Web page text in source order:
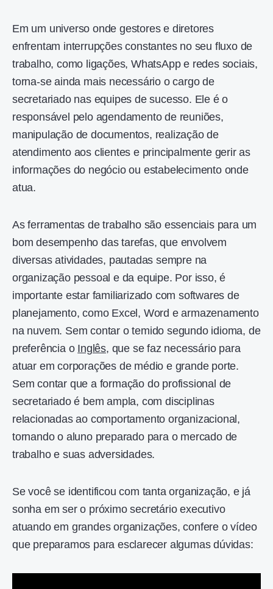
Em um universo onde gestores e diretores
enfrentam interrupções constantes no seu fluxo de
trabalho, como ligações, WhatsApp e redes sociais,
torna-se ainda mais necessário o cargo de
secretariado nas equipes de sucesso. Ele é o
responsável pelo agendamento de reuniões,
manipulação de documentos, realização de
atendimento aos clientes e principalmente gerir as
informações do negócio ou estabelecimento onde
atua.
As ferramentas de trabalho são essenciais para um
bom desempenho das tarefas, que envolvem
diversas atividades, pautadas sempre na
organização pessoal e da equipe. Por isso, é
importante estar familiarizado com softwares de
planejamento, como Excel, Word e armazenamento
na nuvem. Sem contar o temido segundo idioma, de
preferência o Inglês, que se faz necessário para
atuar em corporações de médio e grande porte.
Sem contar que a formação do profissional de
secretariado é bem ampla, com disciplinas
relacionadas ao comportamento organizacional,
tornando o aluno preparado para o mercado de
trabalho e suas adversidades.
Se você se identificou com tanta organização, e já
sonha em ser o próximo secretário executivo
atuando em grandes organizações, confere o vídeo
que preparamos para esclarecer algumas dúvidas: